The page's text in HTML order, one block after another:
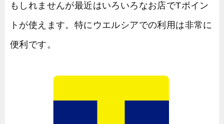
もしれませんが最近はいろいろなお店でTポイン
トが使えます。特にウエルシアでの利用は非常に
便利です。